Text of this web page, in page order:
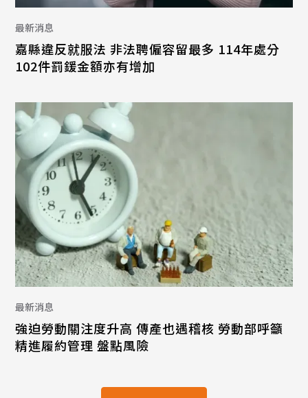
最新消息
嘉縣違反就服法 非法聘僱容留最多 114年處分
102件罰鍰金額亦有增加
最新消息
強迫勞動關注度升高 傳產也遇稽核 勞動部呼籲
精進履約管理 盤點風險